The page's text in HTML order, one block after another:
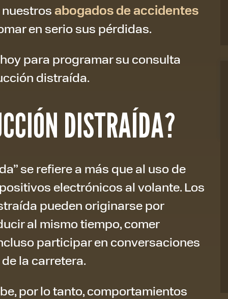
abogados de accidentes
en serio sus pérdidas.
para programar su consulta
distraída.
DISTRAÍDA?
se refiere a más que al uso de
electrónicos al volante. Los
pueden originarse por
al mismo tiempo, comer
participar en conversaciones
la carretera.
por lo tanto, comportamientos